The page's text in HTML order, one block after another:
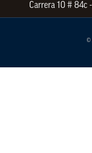
Carrera 10 # 84c
©